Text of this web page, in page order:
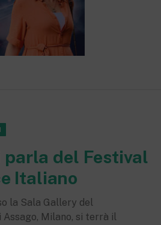
del Festival
Italiano
la Sala Gallery del
Assago, Milano, si terrà il